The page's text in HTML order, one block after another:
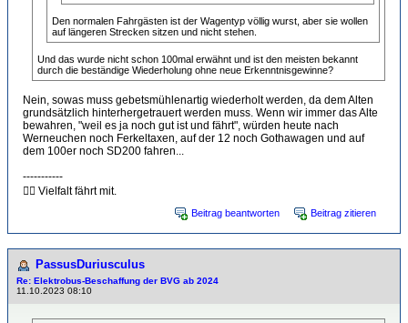
Den normalen Fahrgästen ist der Wagentyp völlig wurst, aber sie wollen
auf längeren Strecken sitzen und nicht stehen.
Und das wurde nicht schon 100mal erwähnt und ist den meisten bekannt
durch die beständige Wiederholung ohne neue Erkenntnisgewinne?
Nein, sowas muss gebetsmühlenartig wiederholt werden, da dem Alten
grundsätzlich hinterhergetrauert werden muss. Wenn wir immer das Alte
bewahren, "weil es ja noch gut ist und fährt", würden heute nach
Werneuchen noch Ferkeltaxen, auf der 12 noch Gothawagen und auf
dem 100er noch SD200 fahren...
-----------
🏳️‍🌈 Vielfalt fährt mit.
Beitrag beantworten Beitrag zitieren
PassusDuriusculus
Re: Elektrobus-Beschaffung der BVG ab 2024
11.10.2023 08:10